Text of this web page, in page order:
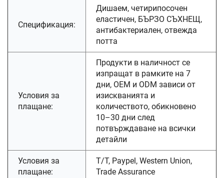
Спецификация:
Дишаем, четирипосочен
еластичен, БЪРЗО СЪХНЕЩ,
антибактериален, отвежда
потта
Условия за
плащане:
Продукти в наличност се
изпращат в рамките на 7
дни, OEM и ODM зависи от
изискванията и
количеството, обикновено
10–30 дни след
потвърждаване на всички
детайли
Условия за
плащане:
T/T, Paypel, Western Union,
Trade Assurance